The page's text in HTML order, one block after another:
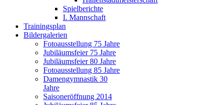
Spielberichte
I. Mannschaft
Trainingsplan
Bildergalerien
Fotoausstellung 75 Jahre
Jubiläumsfeier 75 Jahre
Jubiläumsfeier 80 Jahre
Fotoausstellung 85 Jahre
Damengymnastik 30
Jahre
Saisoneröffnung 2014